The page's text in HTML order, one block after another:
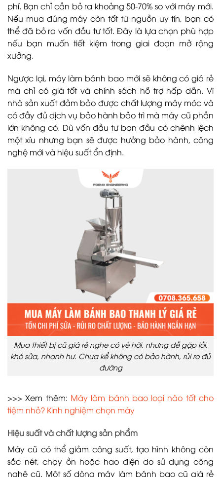
phí. Bạn chỉ cần bỏ ra khoảng 50-70% so với máy mới.
Nếu mua đúng máy còn tốt từ nguồn uy tín, bạn có
thể đã bỏ ra vốn đầu tư tốt. Đây là lựa chọn phù hợp
nếu bạn muốn tiết kiệm trong giai đoạn mở rộng
xưởng.
Ngược lại, máy làm bánh bao mới sẽ không có giá rẻ
mà chỉ có giá tốt và chính sách hỗ trợ hấp dẫn. Vì
nhà sản xuất đảm bảo được chất lượng máy móc và
có đầy đủ dịch vụ bảo hành bảo trì mà máy cũ phần
lớn không có. Dù vốn đầu tư ban đầu có chênh lệch
một xíu nhưng bạn sẽ được hưởng bảo hành, công
nghệ mới và hiệu suất ổn định.
Mua thiết bị cũ giá rẻ nghe có vẻ hời, nhưng dễ gặp lỗi,
khó sửa, nhanh hư. Chưa kể không có bảo hành, rủi ro đủ
đường
>>> Xem thêm: Máy làm bánh bao loại nào tốt cho
tiệm nhỏ? Kinh nghiệm chọn máy
Hiệu suất và chất lượng sản phẩm
Máy cũ có thể giảm công suất, tạo hình không còn
sắc nét, chạy ồn hoặc hao điện do sử dụng công
nghệ cũ. Một số dòng máy làm bánh bao cũ giá rẻ